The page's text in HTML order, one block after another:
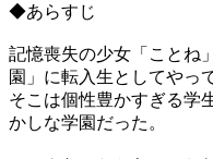
◆あらすじ
記憶喪失の少女「ことね
園」に転入生としてやっ
そこは個性豊かすぎる学
かしな学園だった。